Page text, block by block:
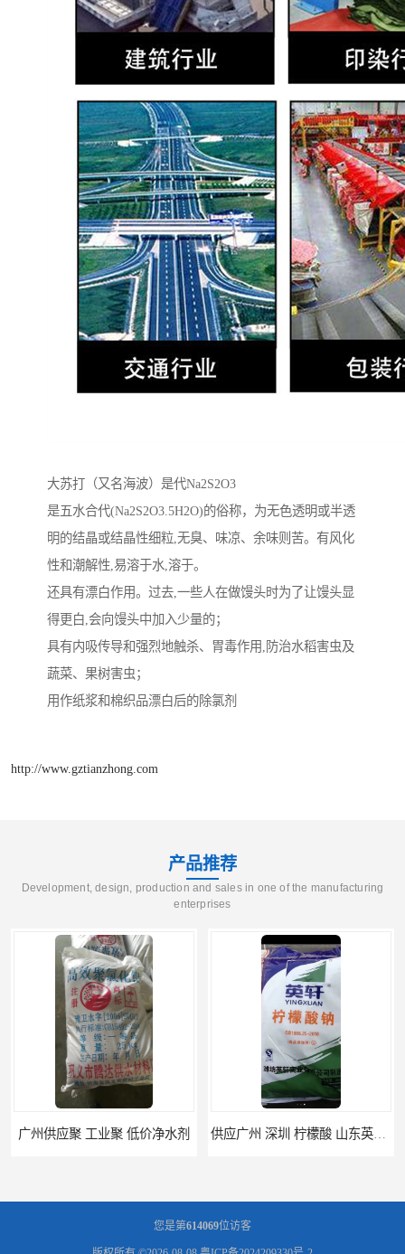
大苏打（又名海波）是代Na2S2O3
是五水合代(Na2S2O3.5H2O)的俗称，为无色透明或半透
明的结晶或结晶性细粒,无臭、味凉、余味则苦。有风化
性和潮解性,易溶于水,溶于。
还具有漂白作用。过去,一些人在做馒头时为了让馒头显
得更白,会向馒头中加入少量的；
具有内吸传导和强烈地触杀、胃毒作用,防治水稻害虫及
蔬菜、果树害虫；
用作纸浆和棉织品漂白后的除氯剂
http://www.gztianzhong.com
产品推荐
Development, design, production and sales in one of the manufacturing
enterprises
广州供应聚 工业聚 低价净水剂
您是第614069位访客